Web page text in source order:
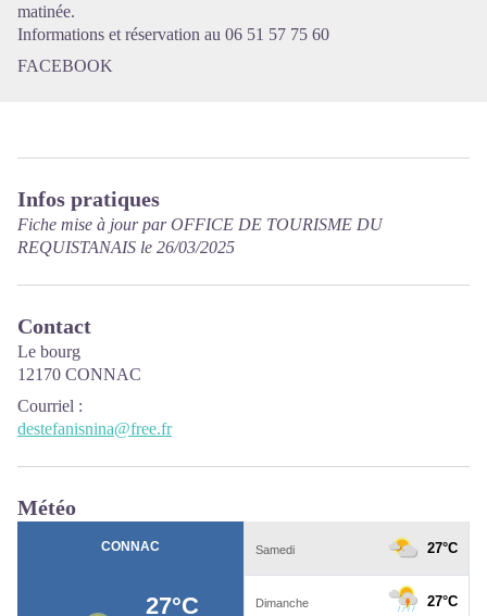
matinée.
Informations et réservation au 06 51 57 75 60
FACEBOOK
Infos pratiques
Fiche mise à jour par OFFICE DE TOURISME DU
REQUISTANAIS le 26/03/2025
Contact
Le bourg
12170 CONNAC
Courriel :
destefanisnina@free.fr
Météo